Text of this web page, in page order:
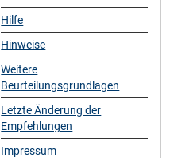
Hilfe
Hinweise
Weitere
Beurteilungsgrundlagen
Letzte Änderung der
Empfehlungen
Impressum